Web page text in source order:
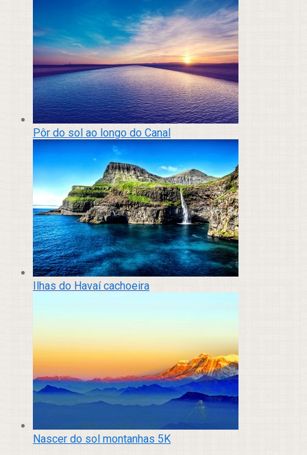
Pôr do sol ao longo do Canal
Ilhas do Havaí cachoeira
Nascer do sol montanhas 5K